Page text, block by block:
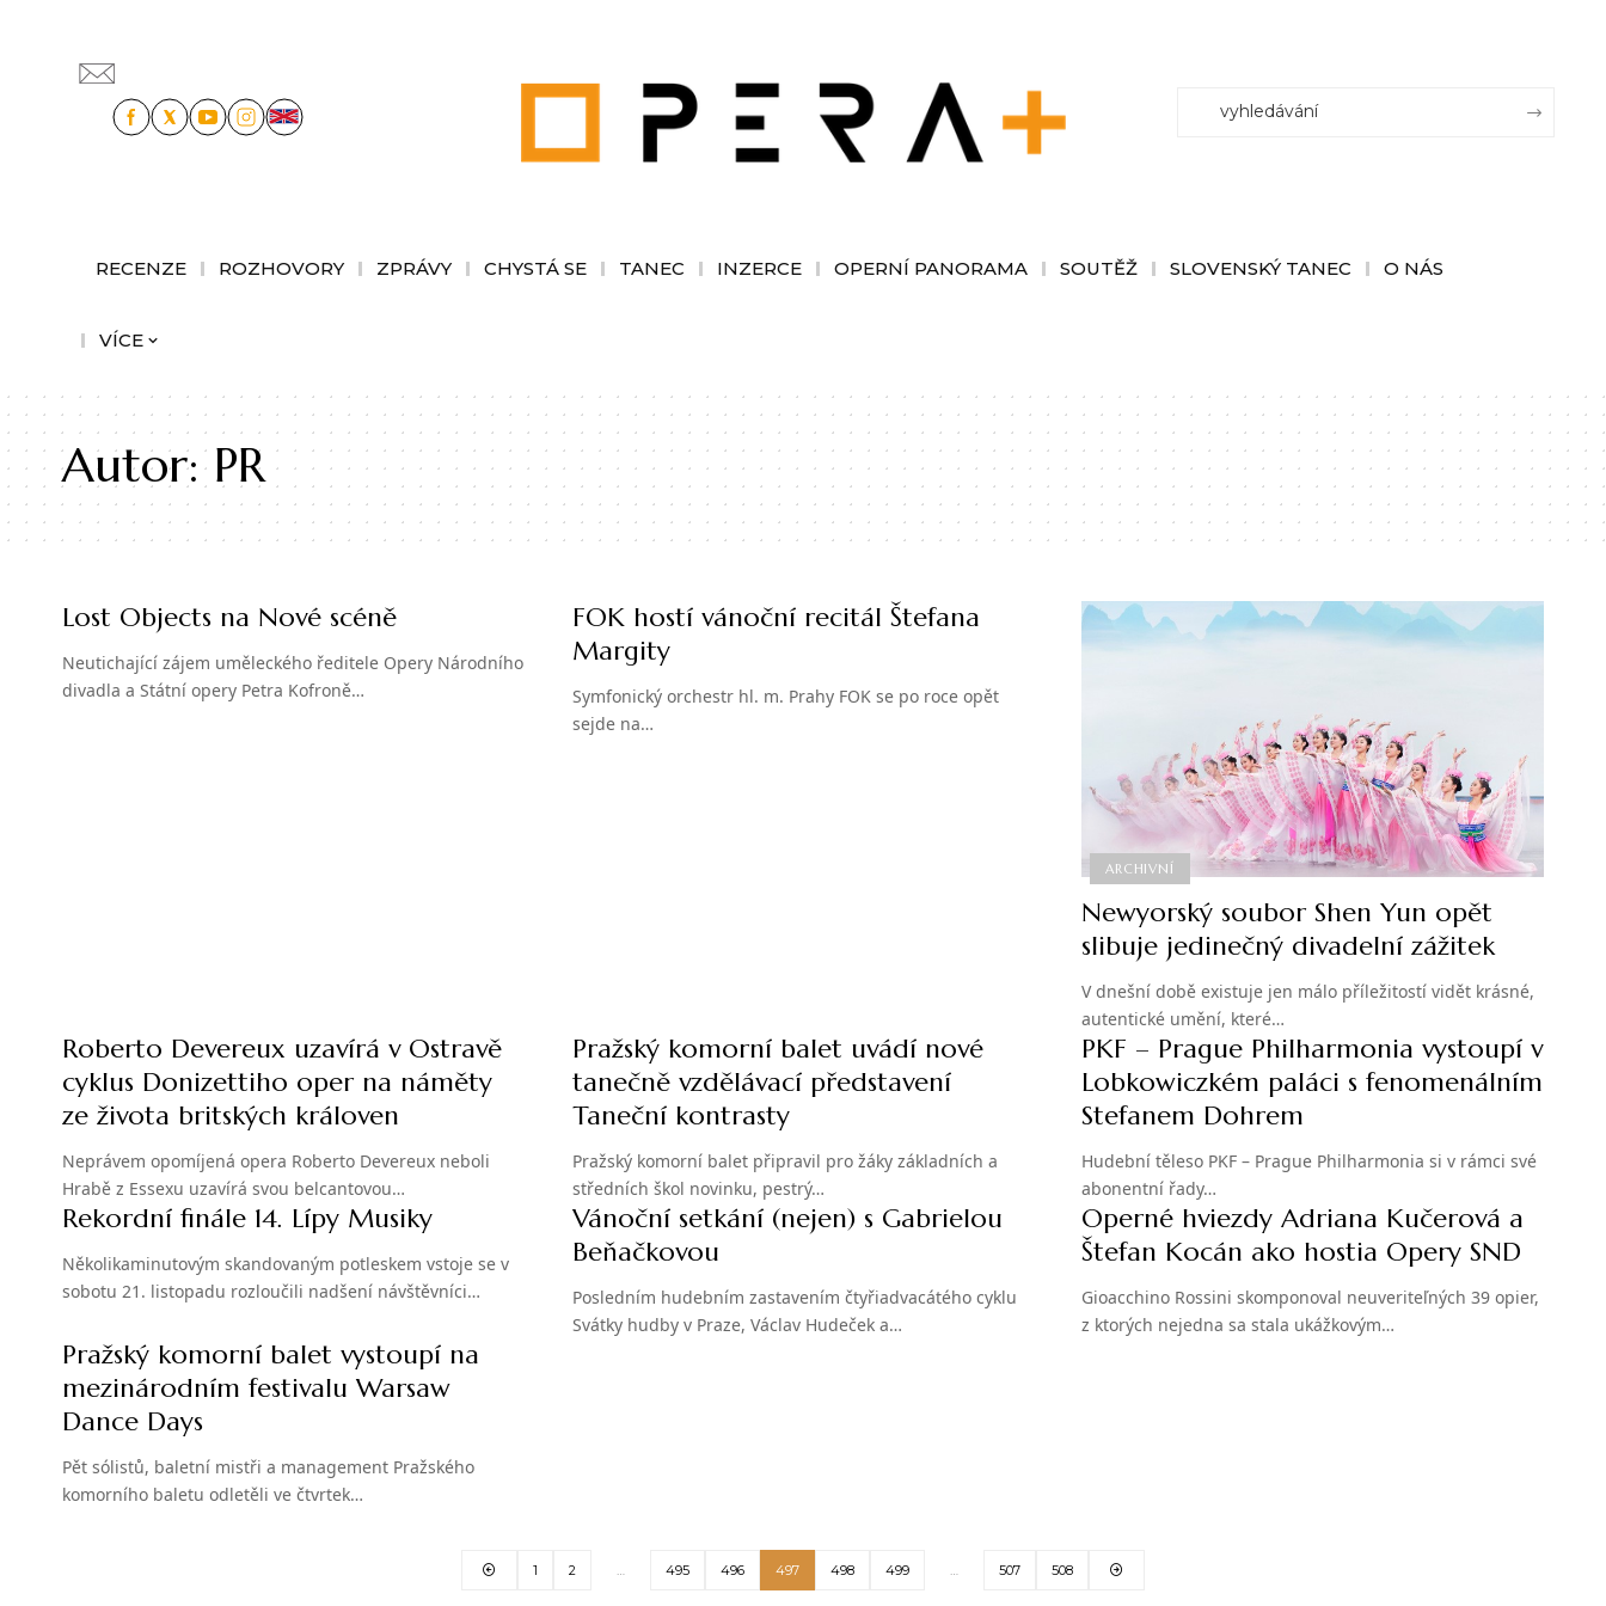
RECENZE ROZHOVORY ZPRÁVY CHYSTÁ SE TANEC INZERCE OPERNÍ PANORAMA SOUTĚŽ SLOVENSKÝ TANEC O NÁS
VÍCE
Autor:PR
Lost Objects na Nové scéně
Neutichající zájem uměleckého ředitele Opery Národního
divadla a Státní opery Petra Kofroně…
FOK hostí vánoční recitál Štefana
Margity
Symfonický orchestr hl. m. Prahy FOK se po roce opět
sejde na…
ARCHIVNÍ
Newyorský soubor Shen Yun opět
slibuje jedinečný divadelní zážitek
V dnešní době existuje jen málo příležitostí vidět krásné,
autentické umění, které…
Roberto Devereux uzavírá v Ostravě
cyklus Donizettiho oper na náměty
ze života britských královen
Neprávem opomíjená opera Roberto Devereux neboli
Hrabě z Essexu uzavírá svou belcantovou…
Pražský komorní balet uvádí nové
tanečně vzdělávací představení
Taneční kontrasty
Pražský komorní balet připravil pro žáky základních a
středních škol novinku, pestrý…
PKF – Prague Philharmonia vystoupí v
Lobkowiczkém paláci s fenomenálním
Stefanem Dohrem
Hudební těleso PKF – Prague Philharmonia si v rámci své
abonentní řady…
Rekordní finále 14. Lípy Musiky
Několikaminutovým skandovaným potleskem vstoje se v
sobotu 21. listopadu rozloučili nadšení návštěvníci…
Vánoční setkání (nejen) s Gabrielou
Beňačkovou
Posledním hudebním zastavením čtyřiadvacátého cyklu
Svátky hudby v Praze, Václav Hudeček a…
Operné hviezdy Adriana Kučerová a
Štefan Kocán ako hostia Opery SND
Gioacchino Rossini skomponoval neuveriteľných 39 opier,
z ktorých nejedna sa stala ukážkovým…
Pražský komorní balet vystoupí na
mezinárodním festivalu Warsaw
Dance Days
Pět sólistů, baletní mistři a management Pražského
komorního baletu odletěli ve čtvrtek…
1 2 … 495 496 497 498 499 … 507 508